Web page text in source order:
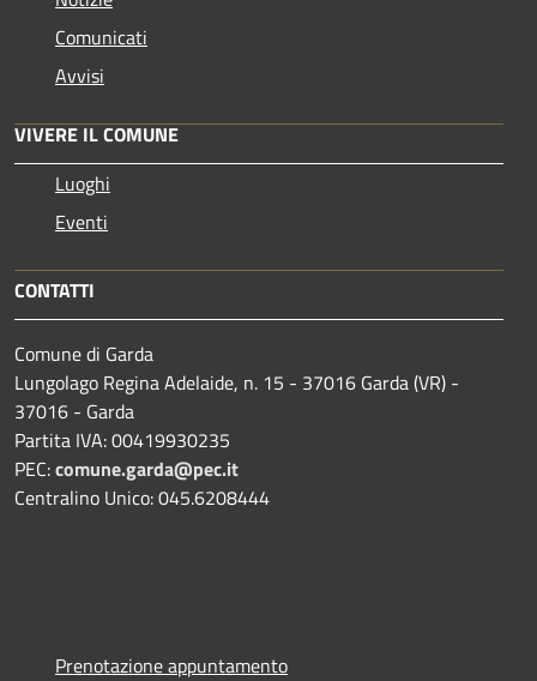
Comunicati
Avvisi
VIVERE IL COMUNE
Luoghi
Eventi
CONTATTI
Comune di Garda
Lungolago Regina Adelaide, n. 15 - 37016 Garda (VR) -
37016 - Garda
Partita IVA: 00419930235
PEC:comune.garda@pec.it
Centralino Unico: 045.6208444
Prenotazione appuntamento